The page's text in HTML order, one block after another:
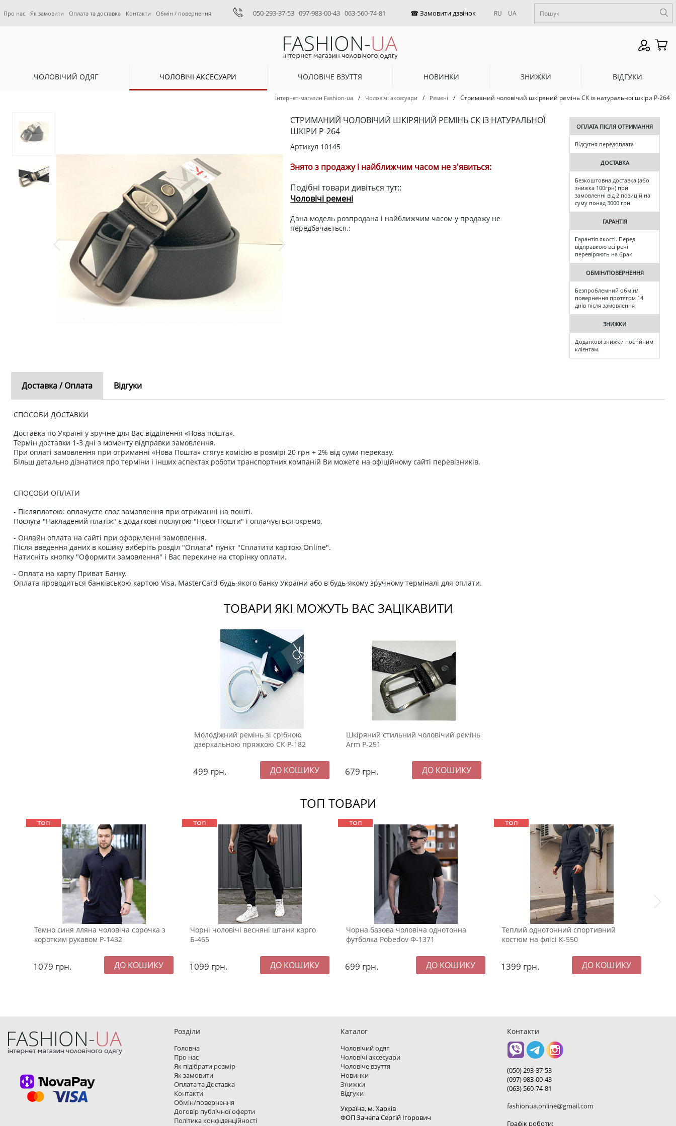
Про нас Як замовити Оплата та доставка Контакти Обмін / повернення 050-293-37-53 097-983-00-43 063-560-74-81 RU UA
ЧОЛОВІЧИЙ ОДЯГ ЧОЛОВІЧІ АКСЕСУАРИ ЧОЛОВІЧЕ ВЗУТТЯ НОВИНКИ ЗНИЖКИ ВІДГУКИ
Інтернет-магазин Fashion-ua / Чоловічі аксесуари / Ремені / Стриманий чоловічий шкіряний ремінь СК із натуральної шкіри Р-264
СТРИМАНИЙ ЧОЛОВІЧИЙ ШКІРЯНИЙ РЕМІНЬ СК ІЗ НАТУРАЛЬНОЇ
ШКІРИ Р-264
Артикул 10145
Знято з продажу і найближчим часом не з'явиться:
Подібні товари дивіться тут::
Чоловічі ремені
Дана модель розпродана і найближчим часом у продажу не
передбачається.:
ОПЛАТА ПІСЛЯ ОТРИМАННЯ
Відсутня передоплата
ДОСТАВКА
Безкоштовна доставка (або
знижка 100грн) при
замовленні від 2 позицій на
суму понад 3000 грн.
ГАРАНТІЯ
Гарантія якості. Перед
відправкою всі речі
перевіряють на брак
ОБМІН/ПОВЕРНЕННЯ
Безпроблемний обмін/
повернення протягом 14
днів після замовлення
ЗНИЖКИ
Додаткові знижки постійним
клієнтам.
Доставка / Оплата Відгуки
СПОСОБИ ДОСТАВКИ
Доставка по Україні у зручне для Вас відділення «Нова пошта».
Термін доставки 1-3 дні з моменту відправки замовлення.
При оплаті замовлення при отриманні «Нова Пошта» стягує комісію в розмірі 20 грн + 2% від суми переказу.
Більш детально дізнатися про терміни і інших аспектах роботи транспортних компаній Ви можете на офіційному сайті перевізників.
СПОСОБИ ОПЛАТИ
- Післяплатою: оплачуєте своє замовлення при отриманні на пошті.
Послуга "Накладений платіж" є додаткові послугою "Нової Пошти" і оплачується окремо.
- Онлайн оплата на сайті при оформленні замовлення.
Після введення даних в кошику виберіть розділ "Оплата" пункт "Сплатити картою Online".
Натисніть кнопку "Оформити замовлення" і Вас перекине на сторінку оплати.
- Оплата на карту Приват Банку.
Оплата проводиться банківською картою Visa, MasterCard будь-якого банку України або в будь-якому зручному терміналі для оплати.
ТОВАРИ ЯКІ МОЖУТЬ ВАС ЗАЦІКАВИТИ
Молодіжний ремінь зі срібною
дзеркальною пряжкою CK Р-182
499 грн.
Шкіряний стильний чоловічий ремінь
Arm Р-291
679 грн.
ТОП ТОВАРИ
Темно синя лляна чоловіча сорочка з
коротким рукавом Р-1432
1079 грн.
Чорні чоловічі весняні штани карго
Б-465
1099 грн.
Чорна базова чоловіча однотонна
футболка Pobedov Ф-1371
699 грн.
Теплий однотонний спортивний
костюм на флісі К-550
1399 грн.
Розділи
Головна
Про нас
Як підібрати розмір
Як замовити
Оплата та Доставка
Контакти
Обмін/повернення
Договір публічної оферти
Політика конфіденційності
Каталог
Чоловічий одяг
Чоловічі аксесуари
Чоловіче взуття
Новинки
Знижки
Відгуки
Україна, м. Харкiв
ФОП Зачепа Сергій Ігорович
Контакти
(050) 293-37-53
(097) 983-00-43
(063) 560-74-81
fashionua.online@gmail.com
Графік роботи: